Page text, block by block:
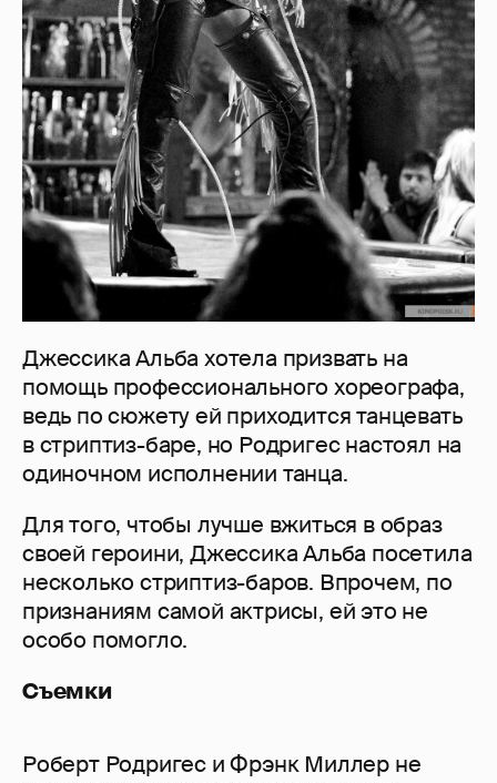
Джессика Альба хотела призвать на
помощь профессионального хореографа,
ведь по сюжету ей приходится танцевать
в стриптиз-баре, но Родригес настоял на
одиночном исполнении танца.
Для того, чтобы лучше вжиться в образ
своей героини, Джессика Альба посетила
несколько стриптиз-баров. Впрочем, по
признаниям самой актрисы, ей это не
особо помогло.
Съемки
Роберт Родригес и Фрэнк Миллер не